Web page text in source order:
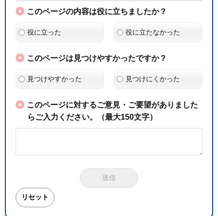
このページの内容は役に立ちましたか？
役に立った 役に立たなかった
このページは見つけやすかったですか？
見つけやすかった 見つけにくかった
このページに対するご意見・ご要望がありました
らご入力ください。（最大150文字）